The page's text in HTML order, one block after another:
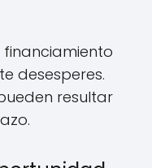
desesperes.
resultar